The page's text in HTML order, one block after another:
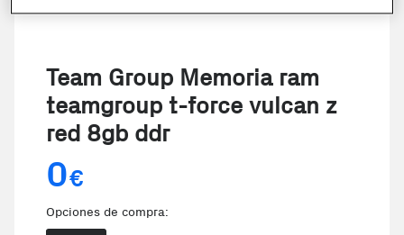
Team Group Memoria ram
teamgroup t-force vulcan z
red 8gb ddr
0€
Opciones de compra: